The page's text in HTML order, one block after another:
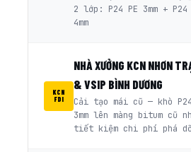
2 lớp: P24 PE 3mm + P24
4mm
KCN
FDI
NHÀ XƯỞNG KCN NHƠN
& VSIP BÌNH DƯƠNG
Cải tạo mái cũ — khò
3mm lên màng bitum cũ
tiết kiệm chi phí phá